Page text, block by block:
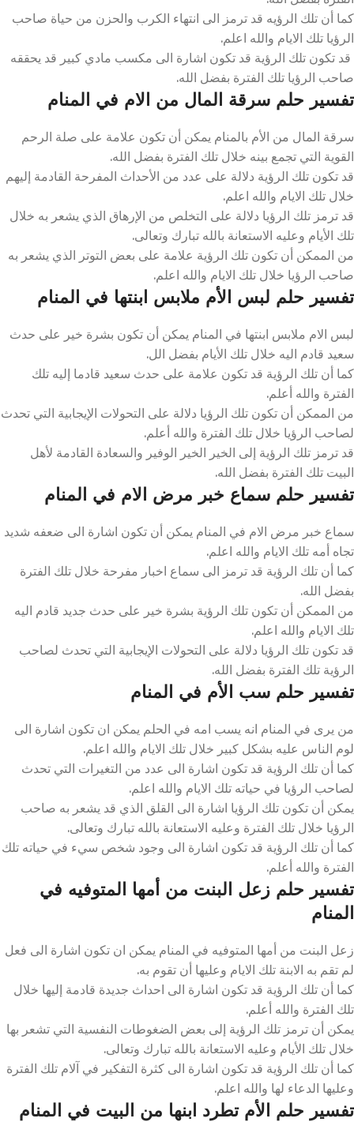
كما أن تلك الرؤيه قد ترمز الى انتهاء الكرب والحزن من حياة صاحب
الرؤيا تلك الايام والله اعلم.
قد تكون تلك الرؤية قد تكون اشارة الى مكسب مادي كبير قد يحققه
صاحب الرؤيا تلك الفترة بفضل الله.
تفسير حلم سرقة المال من الام في المنام
سرقة المال من الأم بالمنام يمكن أن تكون علامة على صلة الرحم
القوية التي تجمع بينه خلال تلك الفترة بفضل الله.
قد تكون تلك الرؤية دلالة على عدد من الأحداث المفرحة القادمة إليهم
خلال تلك الايام والله اعلم.
قد ترمز تلك الرؤيا دلالة على التخلص من الإرهاق الذي يشعر به خلال
تلك الأيام وعليه الاستعانة بالله تبارك وتعالى.
من الممكن أن تكون تلك الرؤية علامة على بعض التوتر الذي يشعر به
صاحب الرؤيا خلال تلك الايام والله اعلم.
تفسير حلم لبس الأم ملابس ابنتها في المنام
لبس الام ملابس ابنتها في المنام يمكن أن تكون بشرة خير على حدث
سعيد قادم اليه خلال تلك الأيام بفضل الل.
كما أن تلك الرؤية قد تكون علامة على حدث سعيد قادما إليه تلك
الفترة والله أعلم.
من الممكن أن تكون تلك الرؤيا دلالة على التحولات الإيجابية التي تحدث
لصاحب الرؤيا خلال تلك الفترة والله أعلم.
قد ترمز تلك الرؤية إلى الخير الخير الوفير والسعادة القادمة لأهل
البيت تلك الفترة بفضل الله.
تفسير حلم سماع خبر مرض الام في المنام
سماع خبر مرض الام في المنام يمكن أن تكون اشارة الى ضعفه شديد
تجاه أمه تلك الايام والله اعلم.
كما أن تلك الرؤية قد ترمز الى سماع اخبار مفرحة خلال تلك الفترة
بفضل الله.
من الممكن أن تكون تلك الرؤية بشرة خير على حدث جديد قادم اليه
تلك الايام والله اعلم.
قد تكون تلك الرؤيا دلالة على التحولات الإيجابية التي تحدث لصاحب
الرؤية تلك الفترة بفضل الله.
تفسير حلم سب الأم في المنام
من يرى في المنام انه يسب امه في الحلم يمكن ان تكون اشارة الى
لوم الناس عليه بشكل كبير خلال تلك الايام والله اعلم.
كما أن تلك الرؤية قد تكون اشارة الى عدد من التغيرات التي تحدث
لصاحب الرؤيا في حياته تلك الايام والله اعلم.
يمكن أن تكون تلك الرؤيا اشارة الى القلق الذي قد يشعر به صاحب
الرؤيا خلال تلك الفترة وعليه الاستعانة بالله تبارك وتعالى.
كما أن تلك الرؤية قد تكون اشارة الى وجود شخص سيء في حياته تلك
الفترة والله أعلم.
تفسير حلم زعل البنت من أمها المتوفيه في
المنام
زعل البنت من أمها المتوفيه في المنام يمكن ان تكون اشارة الى فعل
لم تقم به الابنة تلك الايام وعليها أن تقوم به.
كما أن تلك الرؤية قد تكون اشارة الى احداث جديدة قادمة إليها خلال
تلك الفترة والله أعلم.
يمكن أن ترمز تلك الرؤية إلى بعض الضغوطات النفسية التي تشعر بها
خلال تلك الأيام وعليه الاستعانة بالله تبارك وتعالى.
كما أن تلك الرؤية قد تكون اشارة الى كثرة التفكير في آلام تلك الفترة
وعليها الدعاء لها والله اعلم.
تفسير حلم الأم تطرد ابنها من البيت في المنام